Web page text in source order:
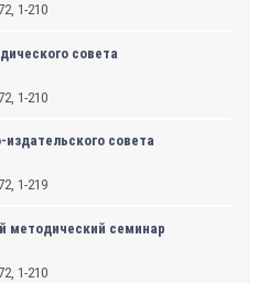
1-210
совета
1-210
совета
1-219
методический семинар
1-210